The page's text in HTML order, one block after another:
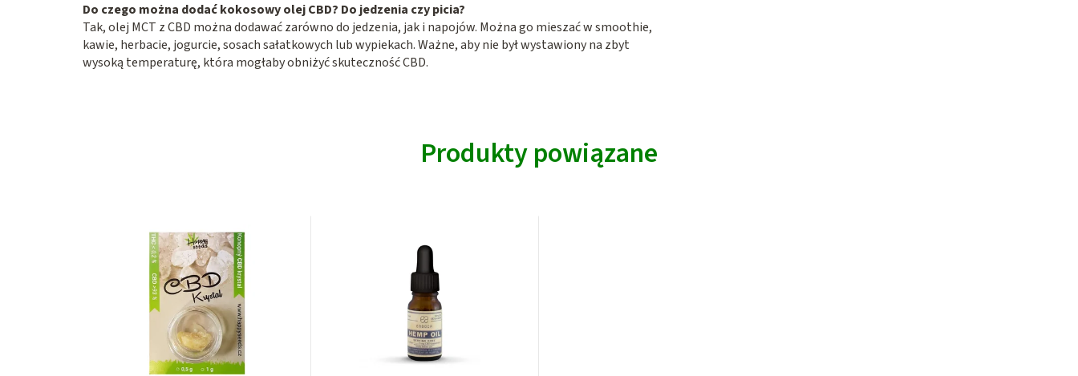
Do czego można dodać kokosowy olej CBD? Do jedzenia czy picia?
Tak, olej MCT z CBD można dodawać zarówno do jedzenia, jak i napojów. Można go mieszać w smoothie,
kawie, herbacie, jogurcie, sosach sałatkowych lub wypiekach. Ważne, aby nie był wystawiony na zbyt
wysoką temperaturę, która mogłaby obniżyć skuteczność CBD.
Produkty powiązane